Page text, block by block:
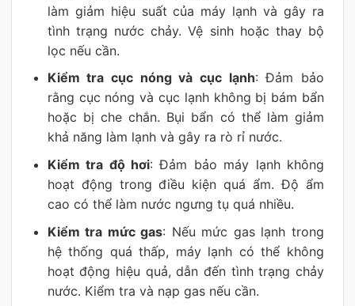
làm giảm hiệu suất của máy lạnh và gây ra
tình trạng nước chảy. Vệ sinh hoặc thay bộ
lọc nếu cần.
Kiểm tra cục nóng và cục lạnh: Đảm bảo
rằng cục nóng và cục lạnh không bị bám bẩn
hoặc bị che chắn. Bụi bẩn có thể làm giảm
khả năng làm lạnh và gây ra rò rỉ nước.
Kiểm tra độ hơi: Đảm bảo máy lạnh không
hoạt động trong điều kiện quá ẩm. Độ ẩm
cao có thể làm nước ngưng tụ quá nhiều.
Kiểm tra mức gas: Nếu mức gas lạnh trong
hệ thống quá thấp, máy lạnh có thể không
hoạt động hiệu quả, dẫn đến tình trạng chảy
nước. Kiểm tra và nạp gas nếu cần.